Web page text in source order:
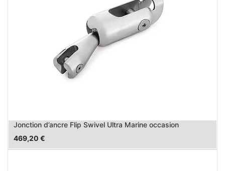
Jonction d’ancre Flip Swivel Ultra Marine occasion
469,20 €